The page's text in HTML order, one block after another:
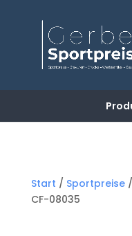
Start / Sportpreise/
CF-08035